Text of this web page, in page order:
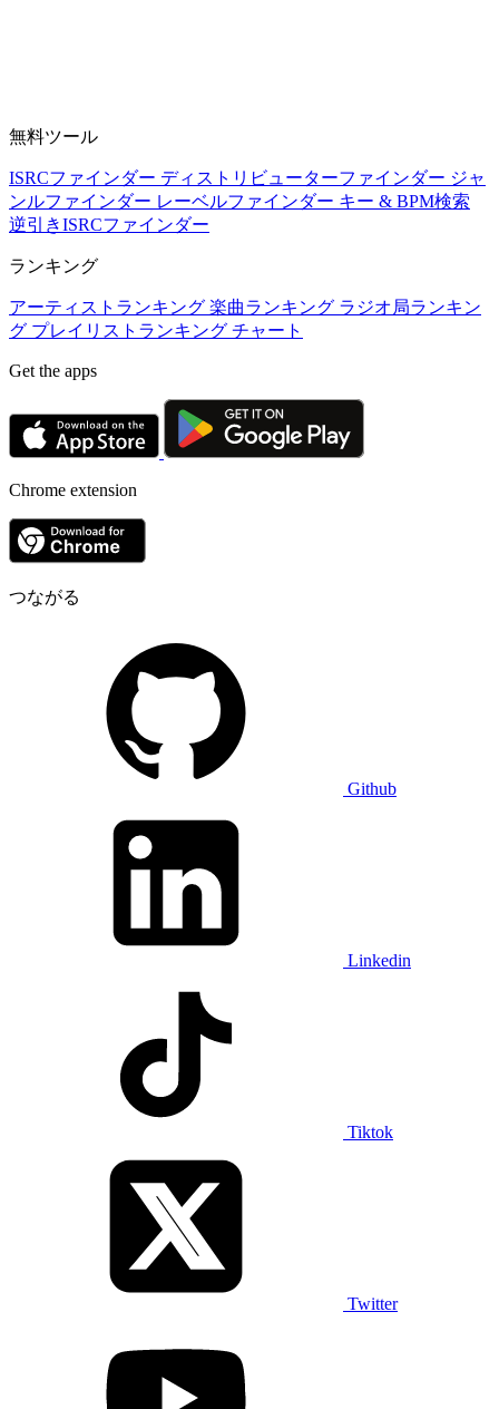
無料ツール
ISRCファインダー ディストリビューターファインダー ジャ
ンルファインダー レーベルファインダー キー & BPM検索
逆引きISRCファインダー
ランキング
アーティストランキング 楽曲ランキング ラジオ局ランキン
グ プレイリストランキング チャート
Get the apps
Chrome extension
つながる
Github
Linkedin
Tiktok
Twitter